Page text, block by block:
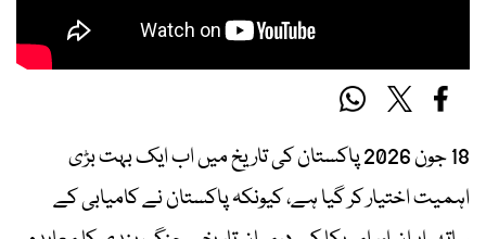
18 جون 2026 پاکستان کی تاریخ میں اب ایک بہت بڑی
اہمیت اختیار کر گیا ہے، کیونکہ پاکستان نے کامیابی کے